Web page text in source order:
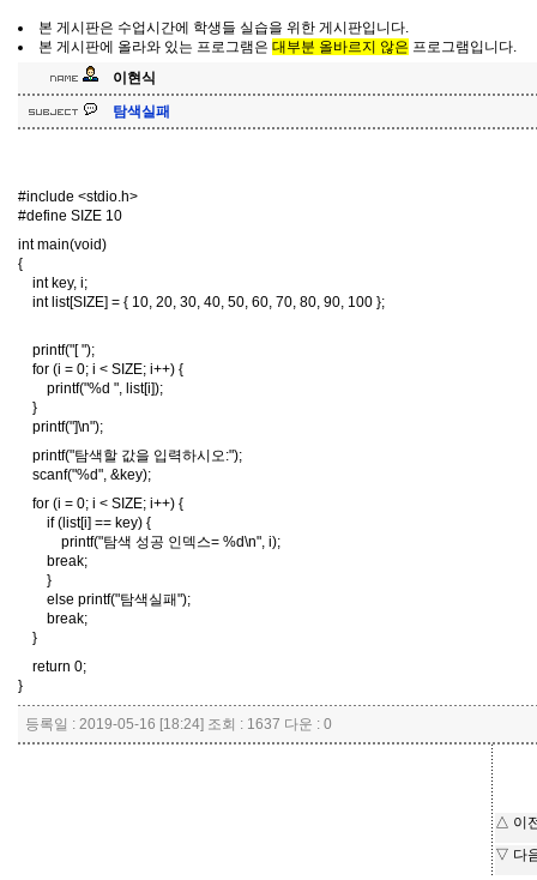
본 게시판은 수업시간에 학생들 실습을 위한 게시판입니다.
본 게시판에 올라와 있는 프로그램은 대부분 올바르지 않은 프로그램입니다.
이현식
탐색실패
#include <stdio.h>
#define SIZE 10
int main(void)
{
int key, i;
int list[SIZE] = { 10, 20, 30, 40, 50, 60, 70, 80, 90, 100 };
printf("[ ");
for (i = 0; i < SIZE; i++) {
printf("%d ", list[i]);
}
printf("]\n");
printf("탐색할 값을 입력하시오:");
scanf("%d", &key);
for (i = 0; i < SIZE; i++) {
if (list[i] == key) {
printf("탐색 성공 인덱스= %d\n", i);
break;
}
else printf("탐색실패");
break;
}
return 0;
}
등록일 : 2019-05-16 [18:24] 조회 : 1637 다운 : 0
△ 이
▽ 다